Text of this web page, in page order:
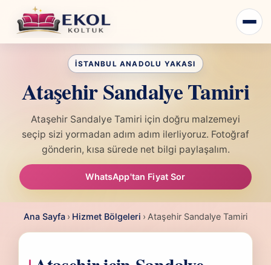
Ataşehir Sandalye Tamiri
Ataşehir Sandalye Tamiri için doğru malzemeyi
seçip sizi yormadan adım adım ilerliyoruz. Fotoğraf
gönderin, kısa sürede net bilgi paylaşalım.
WhatsApp'tan Fiyat Sor
Ana Sayfa › Hizmet Bölgeleri › Ataşehir Sandalye Tamiri